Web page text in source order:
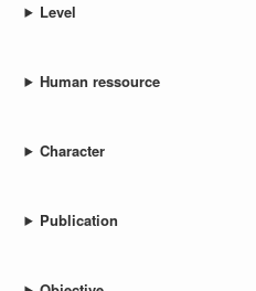
ferramentas modernas